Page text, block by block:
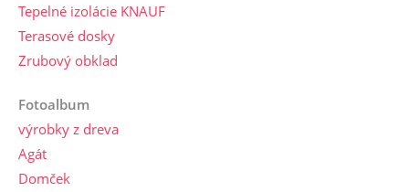
Tepelné izolácie KNAUF
Terasové dosky
Zrubový obklad
Fotoalbum
výrobky z dreva
Agát
Domček